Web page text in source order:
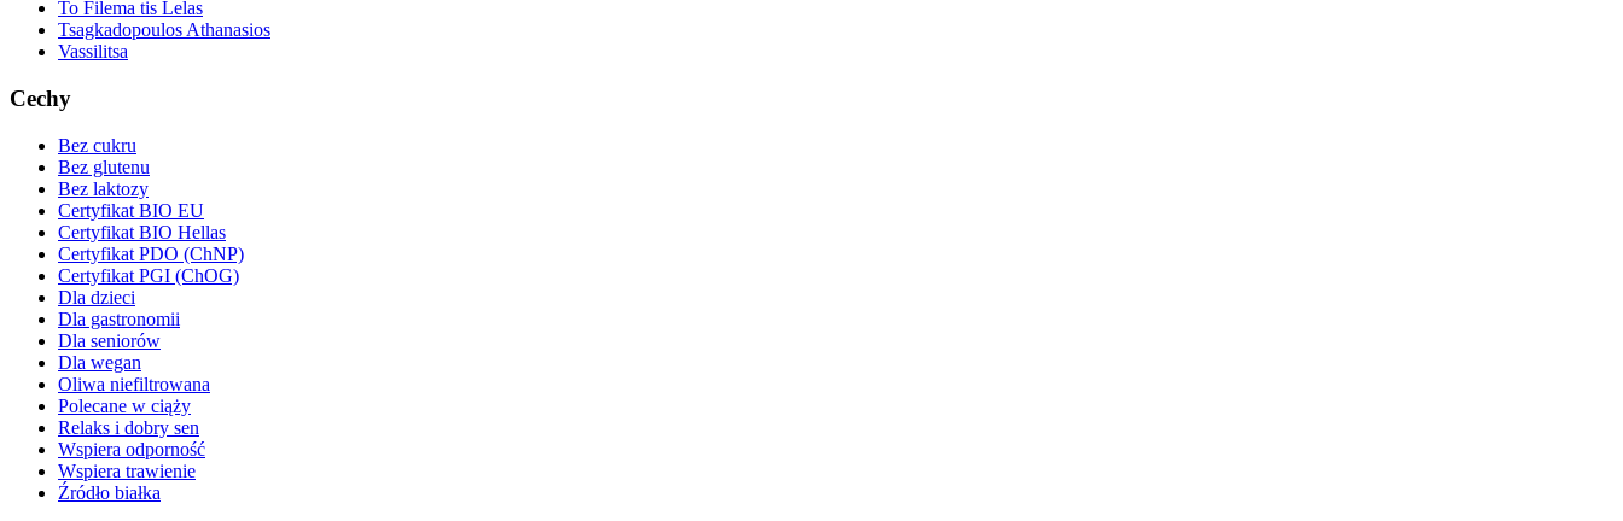
To Filema tis Lelas
Tsagkadopoulos Athanasios
Vassilitsa
Cechy
Bez cukru
Bez glutenu
Bez laktozy
Certyfikat BIO EU
Certyfikat BIO Hellas
Certyfikat PDO (ChNP)
Certyfikat PGI (ChOG)
Dla dzieci
Dla gastronomii
Dla seniorów
Dla wegan
Oliwa niefiltrowana
Polecane w ciąży
Relaks i dobry sen
Wspiera odporność
Wspiera trawienie
Źródło białka